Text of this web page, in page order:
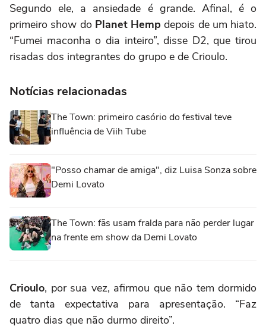
Segundo ele, a ansiedade é grande. Afinal, é o
primeiro show do Planet Hempdepois de um hiato.
“Fumei maconha o dia inteiro”, disse D2, que tirou
risadas dos integrantes do grupo e de Crioulo.
Notícias relacionadas
The Town: primeiro casório do festival teve
influência de Viih Tube
"Posso chamar de amiga", diz Luisa Sonza sobre
Demi Lovato
The Town: fãs usam fralda para não perder lugar
na frente em show da Demi Lovato
Crioulo, por sua vez, afirmou que não tem dormido
de tanta expectativa para apresentação. “Faz
quatro dias que não durmo direito”.